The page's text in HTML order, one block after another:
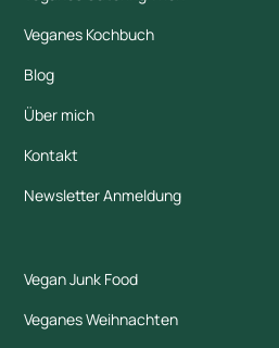
Veganes Kochbuch
Blog
Über mich
Kontakt
Newsletter Anmeldung
Vegan Junk Food
Veganes Weihnachten